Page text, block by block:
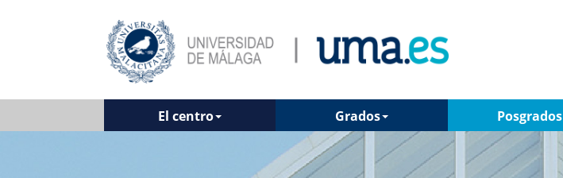
El centro Grados Posgrados